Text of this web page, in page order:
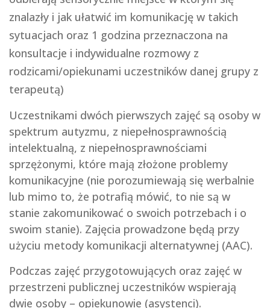
znalazły i jak ułatwić im komunikację w takich
sytuacjach oraz 1 godzina przeznaczona na
konsultacje i indywidualne rozmowy z
rodzicami/opiekunami uczestników danej grupy z
terapeutą)
Uczestnikami dwóch pierwszych zajęć są osoby w
spektrum autyzmu, z niepełnosprawnością
intelektualną, z niepełnosprawnościami
sprzężonymi, które mają złożone problemy
komunikacyjne (nie porozumiewają się werbalnie
lub mimo to, że potrafią mówić, to nie są w
stanie zakomunikować o swoich potrzebach i o
swoim stanie). Zajęcia prowadzone będą przy
użyciu metody komunikacji alternatywnej (AAC).
Podczas zajęć przygotowujących oraz zajęć w
przestrzeni publicznej uczestników wspierają
dwie osoby – opiekunowie (asystenci).